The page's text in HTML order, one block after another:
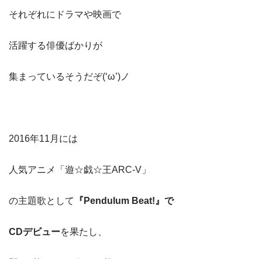
それぞれにドラマや映画で
活躍する俳優ばかりが
集まっているそうだぞ(‘ω’)ノ
2016年11月には
人気アニメ「遊☆戯☆王ARC-V」
の主題歌として 『Pendulum Beat!』で
CDデビューを果たし、